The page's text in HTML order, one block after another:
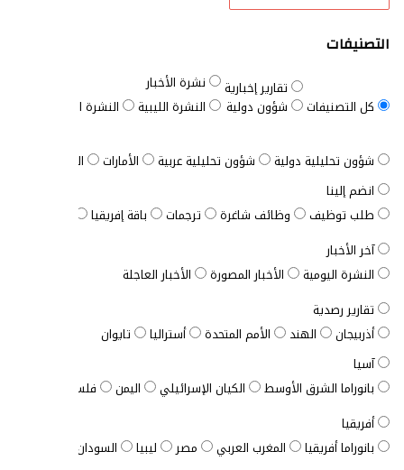
التصنيفات
كل التصنيفات
تقارير إخبارية
شؤون دولية
نشرة الأخبار
النشرة الليبية
النشرة السودانية
شؤون تحليلية دولية شؤون تحليلية عربية الأمارات
الباقة الشاملة
انضم إلينا
طلب توظيف
وظائف شاغرة ترجمات باقة إفريقيا
آخر الأخبار
النشرة اليومية
الأخبار المصورة
الأخبار العاجلة
تقارير رصدية
أذربيجان
الهند الأمم المتحدة أستراليا
تايوان
آسيا
بانوراما الشرق الأوسط
الكيان الإسرائيلي اليمن فلسطين
أفريقيا
بانوراما أفريقيا
المغرب العربي مصر ليبيا السودان